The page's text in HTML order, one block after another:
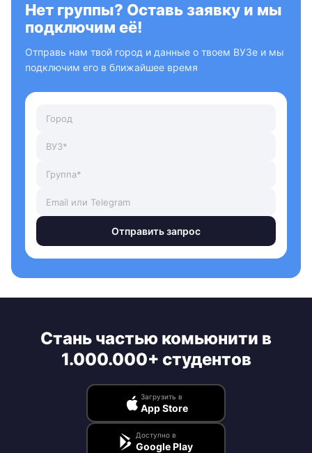
Нет группы? Оставь заявку и мы
подключим её!
Отправь нам твой город и данные о твоем ВУЗе и мы
подключим его в ближайшее время
Отправить запрос
Стань частью комьюнити в
1.000.000+ студентов
Загрузить в
App Store
Доступно в
Google Play